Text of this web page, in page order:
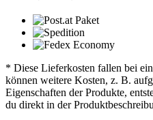
* Diese Lieferkosten fallen bei
können weitere Kosten, z. B.
Eigenschaften der Produkte,
du direkt in der